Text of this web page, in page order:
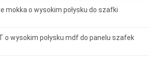
mokka o wysokim połysku do szafki
o wysokim połysku mdf do panelu szafek